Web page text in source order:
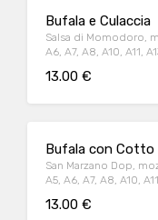
Bufala e Culaccia
Salsa di Momodoro,
A6, A7, A8, A10, A11,
13.00 €
Bufala con Cotto
San Marzano Dop,
A5, A6, A7, A8, A10,
13.00 €